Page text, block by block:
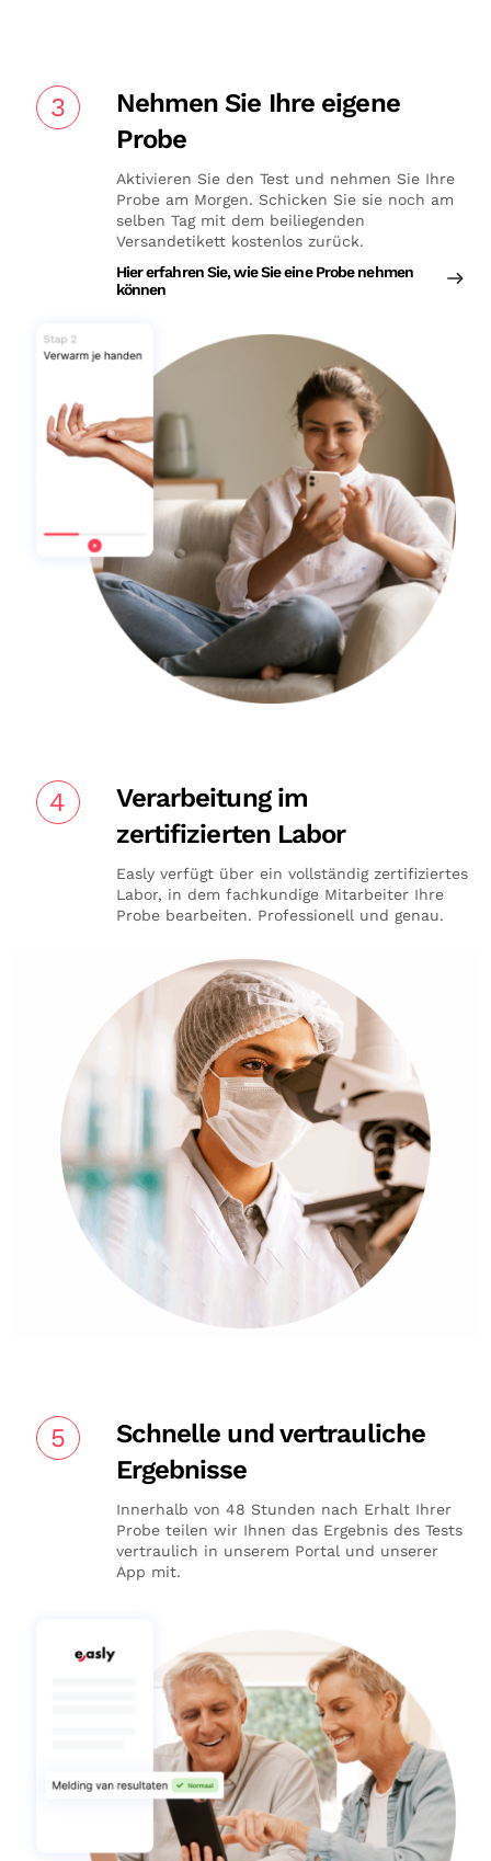
3
Nehmen Sie Ihre eigene
Probe
Aktivieren Sie den Test und nehmen Sie Ihre
Probe am Morgen. Schicken Sie sie noch am
selben Tag mit dem beiliegenden
Versandetikett kostenlos zurück.
Hier erfahren Sie, wie Sie eine Probe nehmen
können
4
Verarbeitung im
zertifizierten Labor
Easly verfügt über ein vollständig zertifiziertes
Labor, in dem fachkundige Mitarbeiter Ihre
Probe bearbeiten. Professionell und genau.
5
Schnelle und vertrauliche
Ergebnisse
Innerhalb von 48 Stunden nach Erhalt Ihrer
Probe teilen wir Ihnen das Ergebnis des Tests
vertraulich in unserem Portal und unserer
App mit.